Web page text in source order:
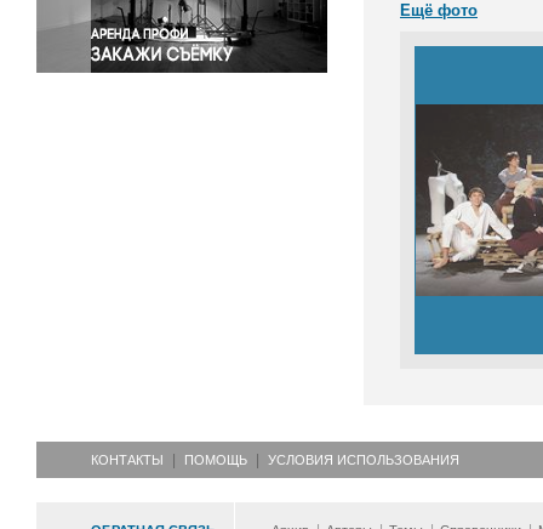
Экономика и бизнес
Ещё фото
КОНТАКТЫ ПОМОЩЬ УСЛОВИЯ ИСПОЛЬЗОВАНИЯ